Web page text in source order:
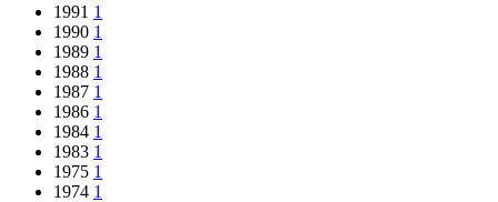
1991 1
1990 1
1989 1
1988 1
1987 1
1986 1
1984 1
1983 1
1975 1
1974 1